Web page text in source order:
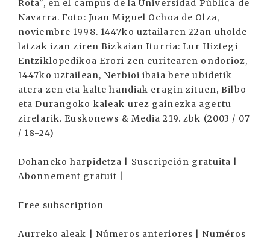
Rota", en el campus de la Universidad Pública de
Navarra. Foto: Juan Miguel Ochoa de Olza,
noviembre 1998. 1447ko uztailaren 22an uholde
latzak izan ziren Bizkaian Iturria: Lur Hiztegi
Entziklopedikoa Erori zen euritearen ondorioz,
1447ko uztailean, Nerbioi ibaia bere ubidetik
atera zen eta kalte handiak eragin zituen, Bilbo
eta Durangoko kaleak urez gainezka agertu
zirelarik. Euskonews & Media 219. zbk (2003 / 07
/ 18-24)
Dohaneko harpidetza | Suscripción gratuita |
Abonnement gratuit |
Free subscription
Aurreko aleak | Números anteriores | Numéros